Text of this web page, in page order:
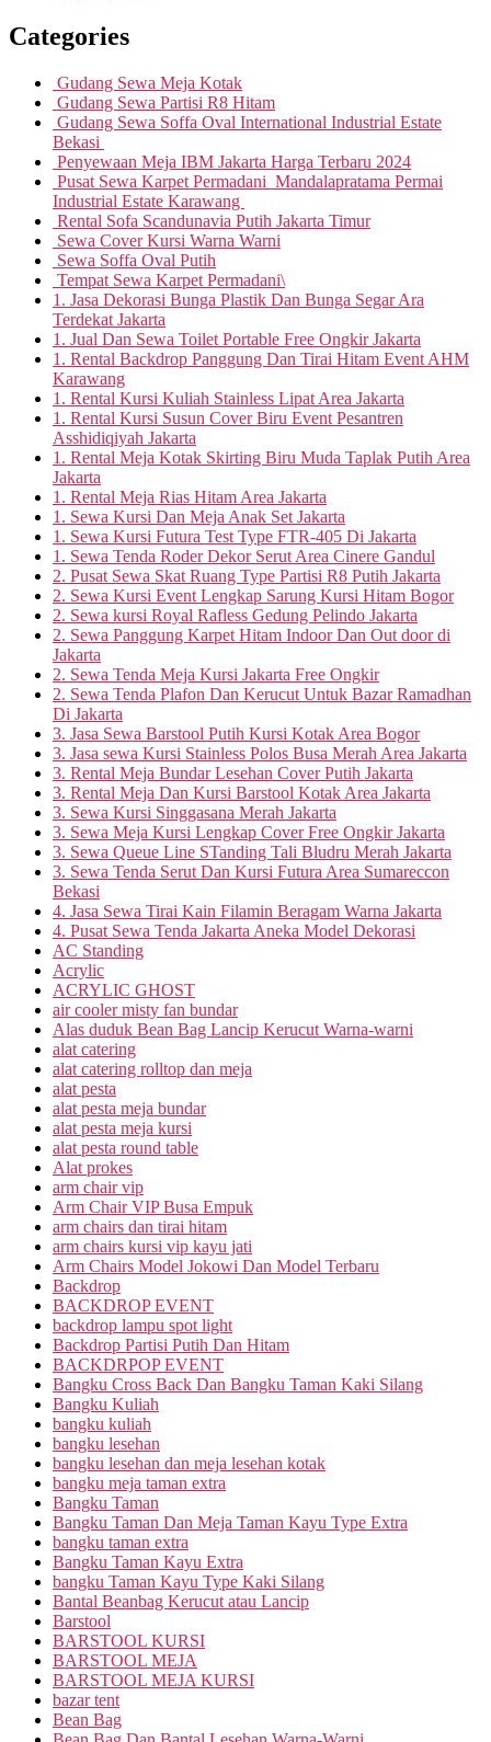
Categories
Gudang Sewa Meja Kotak
Gudang Sewa Partisi R8 Hitam
Gudang Sewa Soffa Oval International Industrial Estate
Bekasi
Penyewaan Meja IBM Jakarta Harga Terbaru 2024
Pusat Sewa Karpet Permadani Mandalapratama Permai
Industrial Estate Karawang
Rental Sofa Scandunavia Putih Jakarta Timur
Sewa Cover Kursi Warna Warni
Sewa Soffa Oval Putih
Tempat Sewa Karpet Permadani\
1. Jasa Dekorasi Bunga Plastik Dan Bunga Segar Ara
Terdekat Jakarta
1. Jual Dan Sewa Toilet Portable Free Ongkir Jakarta
1. Rental Backdrop Panggung Dan Tirai Hitam Event AHM
Karawang
1. Rental Kursi Kuliah Stainless Lipat Area Jakarta
1. Rental Kursi Susun Cover Biru Event Pesantren
Asshidiqiyah Jakarta
1. Rental Meja Kotak Skirting Biru Muda Taplak Putih Area
Jakarta
1. Rental Meja Rias Hitam Area Jakarta
1. Sewa Kursi Dan Meja Anak Set Jakarta
1. Sewa Kursi Futura Test Type FTR-405 Di Jakarta
1. Sewa Tenda Roder Dekor Serut Area Cinere Gandul
2. Pusat Sewa Skat Ruang Type Partisi R8 Putih Jakarta
2. Sewa Kursi Event Lengkap Sarung Kursi Hitam Bogor
2. Sewa kursi Royal Rafless Gedung Pelindo Jakarta
2. Sewa Panggung Karpet Hitam Indoor Dan Out door di
Jakarta
2. Sewa Tenda Meja Kursi Jakarta Free Ongkir
2. Sewa Tenda Plafon Dan Kerucut Untuk Bazar Ramadhan
Di Jakarta
3. Jasa Sewa Barstool Putih Kursi Kotak Area Bogor
3. Jasa sewa Kursi Stainless Polos Busa Merah Area Jakarta
3. Rental Meja Bundar Lesehan Cover Putih Jakarta
3. Rental Meja Dan Kursi Barstool Kotak Area Jakarta
3. Sewa Kursi Singgasana Merah Jakarta
3. Sewa Meja Kursi Lengkap Cover Free Ongkir Jakarta
3. Sewa Queue Line STanding Tali Bludru Merah Jakarta
3. Sewa Tenda Serut Dan Kursi Futura Area Sumareccon
Bekasi
4. Jasa Sewa Tirai Kain Filamin Beragam Warna Jakarta
4. Pusat Sewa Tenda Jakarta Aneka Model Dekorasi
AC Standing
Acrylic
ACRYLIC GHOST
air cooler misty fan bundar
Alas duduk Bean Bag Lancip Kerucut Warna-warni
alat catering
alat catering rolltop dan meja
alat pesta
alat pesta meja bundar
alat pesta meja kursi
alat pesta round table
Alat prokes
arm chair vip
Arm Chair VIP Busa Empuk
arm chairs dan tirai hitam
arm chairs kursi vip kayu jati
Arm Chairs Model Jokowi Dan Model Terbaru
Backdrop
BACKDROP EVENT
backdrop lampu spot light
Backdrop Partisi Putih Dan Hitam
BACKDRPOP EVENT
Bangku Cross Back Dan Bangku Taman Kaki Silang
Bangku Kuliah
bangku kuliah
bangku lesehan
bangku lesehan dan meja lesehan kotak
bangku meja taman extra
Bangku Taman
Bangku Taman Dan Meja Taman Kayu Type Extra
bangku taman extra
Bangku Taman Kayu Extra
bangku Taman Kayu Type Kaki Silang
Bantal Beanbag Kerucut atau Lancip
Barstool
BARSTOOL KURSI
BARSTOOL MEJA
BARSTOOL MEJA KURSI
bazar tent
Bean Bag